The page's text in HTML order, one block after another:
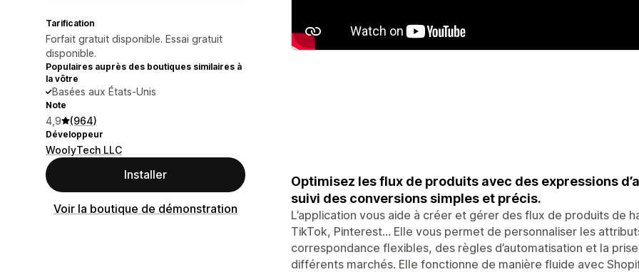
Tarification
Forfait gratuit disponible. Essai gratuit
disponible.
Populaires auprès des boutiques similaires à
la vôtre
Basées aux États-Unis
Note
4,9 (964)
Développeur
WoolyTech LLC
Installer
Voir la boutique de démonstration
Optimisez les flux de produits avec des expressions
suivi des conversions simples et précis.
L’application vous aide à créer et gérer des flux de produits de
TikTok, Pinterest... Elle vous permet de personnaliser les
correspondance flexibles, des règles d’automatisation et la
différents marchés. Elle fonctionne de manière fluide avec